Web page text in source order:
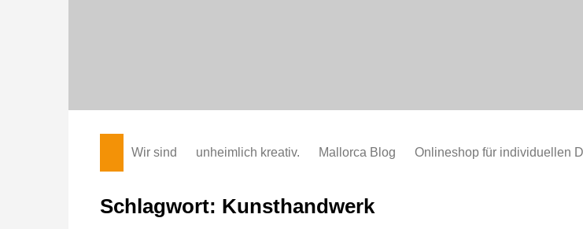
Wir sind unheimlich kreativ. Mallorca Blog Onlineshop für individuellen
Schlagwort: Kunsthandwerk